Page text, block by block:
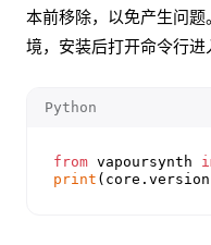
本前移除，以免产生问
境，安装后打开命令行进
Python
from vapoursynth
print